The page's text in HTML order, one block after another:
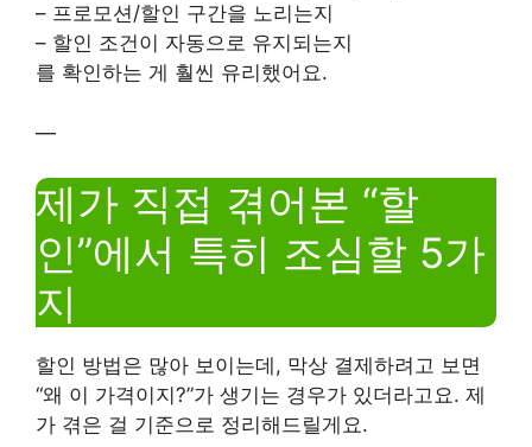
– 프로모션/할인 구간을 노리는지
– 할인 조건이 자동으로 유지되는지
를 확인하는 게 훨씬 유리했어요.
—
제가 직접 겪어본 “할
인”에서 특히 조심할 5가
지
할인 방법은 많아 보이는데, 막상 결제하려고 보면
“왜 이 가격이지?”가 생기는 경우가 있더라고요. 제
가 겪은 걸 기준으로 정리해드릴게요.